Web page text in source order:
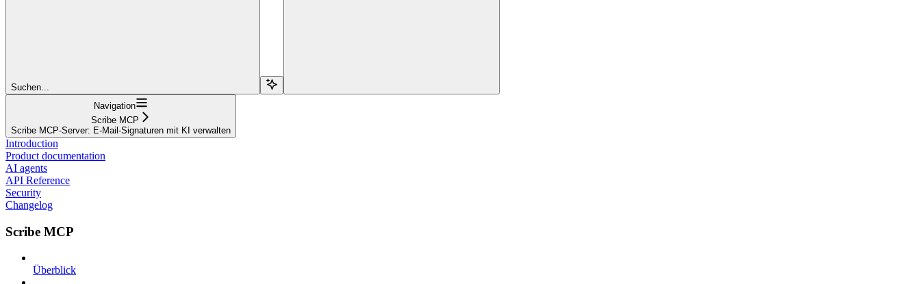
Suchen...
Navigation
Scribe MCP
Scribe MCP-Server: E-Mail-Signaturen mit KI verwalten
Introduction
Product documentation
AI agents
API Reference
Security
Changelog
Scribe MCP
Überblick